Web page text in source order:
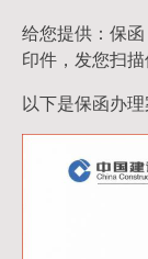
给您提供：保
印件，发您扫
以下是保函办理